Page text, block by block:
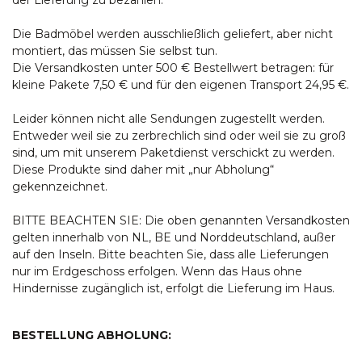
Die Badmöbel werden ausschließlich geliefert, aber nicht
montiert, das müssen Sie selbst tun.
Die Versandkosten unter 500 € Bestellwert betragen: für
kleine Pakete 7,50 € und für den eigenen Transport 24,95 €.
Leider können nicht alle Sendungen zugestellt werden.
Entweder weil sie zu zerbrechlich sind oder weil sie zu groß
sind, um mit unserem Paketdienst verschickt zu werden.
Diese Produkte sind daher mit „nur Abholung“
gekennzeichnet.
BITTE BEACHTEN SIE: Die oben genannten Versandkosten
gelten innerhalb von NL, BE und Norddeutschland, außer
auf den Inseln. Bitte beachten Sie, dass alle Lieferungen
nur im Erdgeschoss erfolgen. Wenn das Haus ohne
Hindernisse zugänglich ist, erfolgt die Lieferung im Haus.
BESTELLUNG ABHOLUNG: